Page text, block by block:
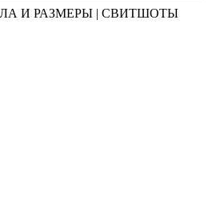
И РАЗМЕРЫ | СВИТШОТЫ